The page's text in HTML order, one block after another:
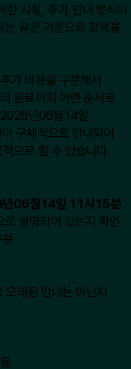
사항, 추가 안내 방식이
는 같은 기준으로 항목을
가 비용을 구분해서
완료까지 어떤 순서로
2026년06월14일
구체적으로 안내되어
으로 할 수 있습니다.
년06월14일 11시15분
설명되어 있는지 확인
분
래된 안내는 아닌지